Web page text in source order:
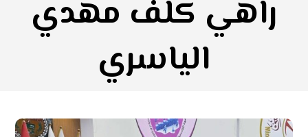
راهي كلف مهدي
الياسري